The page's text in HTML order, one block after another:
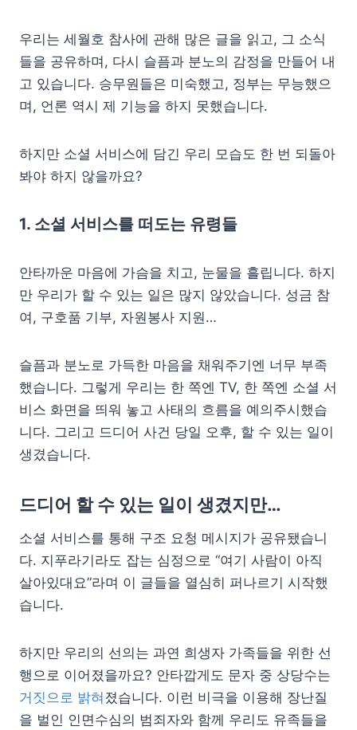
우리는 세월호 참사에 관해 많은 글을 읽고, 그 소식
들을 공유하며, 다시 슬픔과 분노의 감정을 만들어 내
고 있습니다. 승무원들은 미숙했고, 정부는 무능했으
며, 언론 역시 제 기능을 하지 못했습니다.
하지만 소셜 서비스에 담긴 우리 모습도 한 번 되돌아
봐야 하지 않을까요?
1. 소셜 서비스를 떠도는 유령들
안타까운 마음에 가슴을 치고, 눈물을 흘립니다. 하지
만 우리가 할 수 있는 일은 많지 않았습니다. 성금 참
여, 구호품 기부, 자원봉사 지원…
슬픔과 분노로 가득한 마음을 채워주기엔 너무 부족
했습니다. 그렇게 우리는 한 쪽엔 TV, 한 쪽엔 소셜 서
비스 화면을 띄워 놓고 사태의 흐름을 예의주시했습
니다. 그리고 드디어 사건 당일 오후, 할 수 있는 일이
생겼습니다.
드디어 할 수 있는 일이 생겼지만…
소셜 서비스를 통해 구조 요청 메시지가 공유됐습니
다. 지푸라기라도 잡는 심정으로 “여기 사람이 아직
살아있대요”라며 이 글들을 열심히 퍼나르기 시작했
습니다.
하지만 우리의 선의는 과연 희생자 가족들을 위한 선
행으로 이어졌을까요? 안타깝게도 문자 중 상당수는
거짓으로 밝혀 졌습니다. 이런 비극을 이용해 장난질
을 벌인 인면수심의 범죄자와 함께 우리도 유족들을